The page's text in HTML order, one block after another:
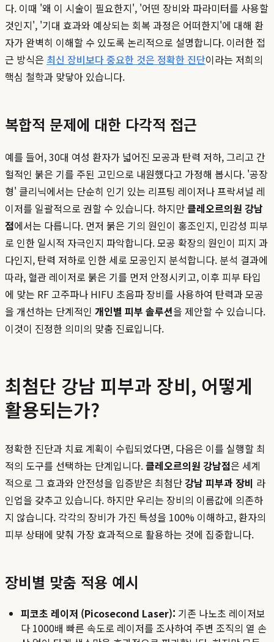
다. 이때 '왜 이 시술이 필요한지', '어떤 장비와 파라미터를 사용할
것인지', '기대 효과와 예상되는 회복 과정은 어떠한지'에 대해 환
자가 완벽히 이해할 수 있도록 논리적으로 설명합니다. 이러한 접
근 방식은 최신 장비보다 중요한 것은 정확한 진단이라는 저희의
핵심 철학과 맞닿아 있습니다.
복합적 문제에 대한 다각적 접근
예를 들어, 30대 여성 환자가 넓어진 모공과 탄력 저하, 그리고 간
헐적인 붉은 기를 주된 고민으로 내원했다고 가정해 봅시다. '공장
형' 클리닉에서는 단순히 인기 있는 리프팅 레이저나 프락셔널 레
이저를 일괄적으로 권할 수 있습니다. 하지만클레오르의원 강남
점에서는 다릅니다. 먼저 붉은 기의 원인이 홍조인지, 민감성 피부
로 인한 일시적 자극인지 파악합니다. 모공 확장의 원인이 피지 과
다인지, 탄력 저하로 인한 세로 모공인지 분석합니다. 분석 결과에
따라, 혈관 레이저로 붉은 기를 먼저 안정시키고, 이후 피부 타입
에 맞는 RF 고주파나 HIFU 초음파 장비를 사용하여 탄력과 모공
을 개선하는 단계적인 개인별 피부 솔루션을 제안할 수 있습니다.
이것이 진정한 의미의 맞춤 진료입니다.
최첨단 강남 피부과 장비, 어떻게
활용되는가?
정확한 진단과 치료 계획이 수립되었다면, 다음은 이를 실행할 최
적의 도구를 선택하는 단계입니다.클레오르의원 강남점은 세계
적으로 그 효과와 안전성을 입증받은 최첨단강남 피부과 장비 라
인업을 갖추고 있습니다. 하지만 우리는 장비의 이름값에 의존하
지 않습니다. 각각의 장비가 가진 특성을 100% 이해하고, 환자의
피부 상태에 맞춰 가장 효과적으로 활용하는 것에 집중합니다.
장비별 맞춤 적용 예시
피코초 레이저 (Picosecond Laser): 기존 나노초 레이저보
다 1000배 빠른 속도로 레이저를 조사하여 주변 조직의 열 손